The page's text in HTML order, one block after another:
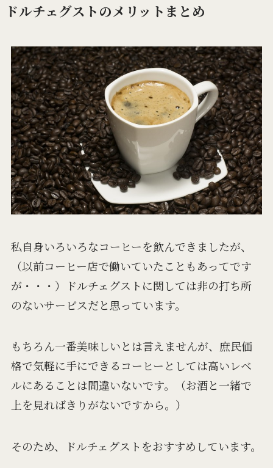
ドルチェグストのメリットまとめ
私自身いろいろなコーヒーを飲んできましたが、
（以前コーヒー店で働いていたこともあってです
が・・・）ドルチェグストに関しては非の打ち所
のないサービスだと思っています。
もちろん一番美味しいとは言えませんが、庶民価
格で気軽に手にできるコーヒーとしては高いレベ
ルにあることは間違いないです。（お酒と一緒で
上を見ればきりがないですから。）
そのため、ドルチェグストをおすすめしています。